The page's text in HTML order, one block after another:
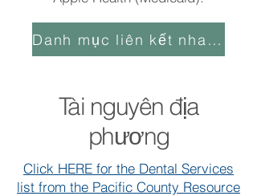
Danh mục liên kết nha sĩ
Tài nguyên địa
phương
Click HERE for the Dental Services
list from the Pacific County Resource